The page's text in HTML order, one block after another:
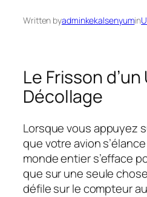
Written byadminkekalsenyumin
Le Frisson
Décollage
Lorsque vous appuyez
que votre avion
monde entier s’efface
que sur une seule
défile sur le compteur